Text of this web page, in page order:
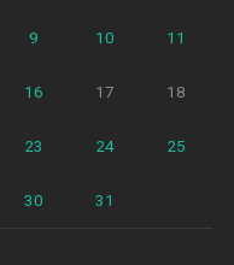
9 10 11
16 17 18
23 24 25
30 31